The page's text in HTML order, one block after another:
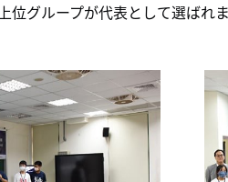
位グループが代表として選ばれ